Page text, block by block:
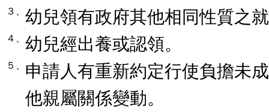
３、 幼兒領有政府其他相同性質之
４、 幼兒經出養或認領。
５、 申請人有重新約定行使負擔未
他親屬關係變動。